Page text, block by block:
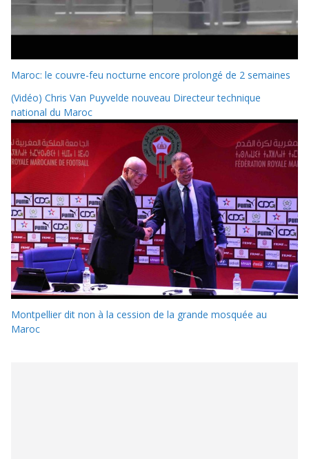
Maroc: le couvre-feu nocturne encore prolongé de 2 semaines
(Vidéo) Chris Van Puyvelde nouveau Directeur technique
national du Maroc
Montpellier dit non à la cession de la grande mosquée au
Maroc